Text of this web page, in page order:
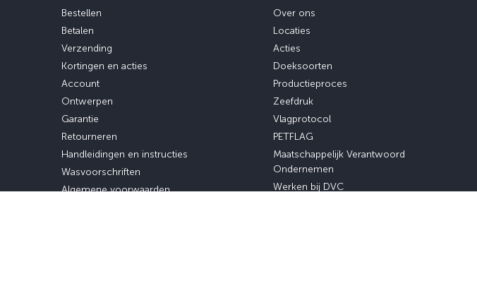
Bestellen
Betalen
Verzending
Kortingen en acties
Account
Ontwerpen
Garantie
Retourneren
Handleidingen en instructies
Wasvoorschriften
Algemene voorwaarden
Over ons
Locaties
Acties
Doeksoorten
Productieproces
Zeefdruk
Vlagprotocol
PETFLAG
Maatschappelijk Verantwoord
Ondernemen
Werken bij DVC